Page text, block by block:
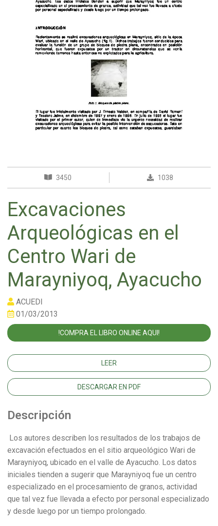
3450 1038
Excavaciones
Arqueológicas en el
Centro Wari de
Marayniyoq, Ayacucho
ACUEDI
01/03/2013
!COMPRA EL LIBRO ONLINE AQUI!
LEER
DESCARGAR EN PDF
Descripción
Los autores describen los resultados de los trabajos de
excavación efectuados en el sitio arqueológico Wari de
Marayniyoq, ubicado en el valle de Ayacucho. Los datos
iniciales tienden a sugerir que Marayniyoq fue un centro
especializado en el procesamiento de granos, actividad
que tal vez fue llevada a efecto por personal especializado
y desde luego por un tiempo prolongado.